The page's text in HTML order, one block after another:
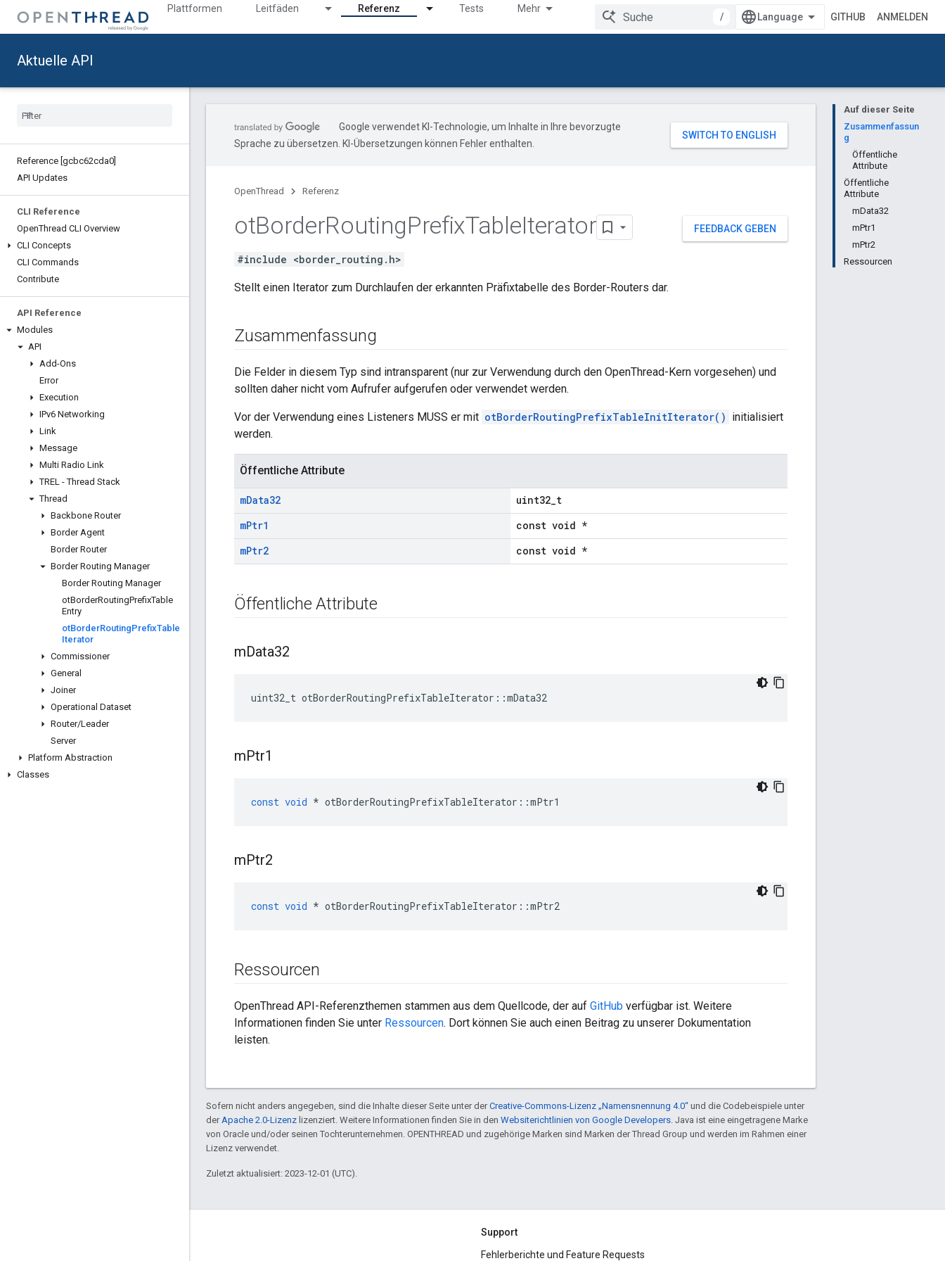
Plattformen Leitfäden Referenz Tests Mehr
/ GITHUB ANMELDEN
Aktuelle API
Reference [gcbc62cda0]
API Updates
CLI Reference
OpenThread CLI Overview
CLI Concepts
CLI Commands
Contribute
API Reference
Modules
API
Add-Ons
Error
Execution
IPv6 Networking
Link
Message
Multi Radio Link
TREL - Thread Stack
Thread
Backbone Router
Border Agent
Border Router
Border Routing Manager
Border Routing Manager
otBorderRoutingPrefixTable
Entry
otBorderRoutingPrefixTable
Iterator
Commissioner
General
Joiner
Operational Dataset
Router/Leader
Server
Platform Abstraction
Classes
Auf dieser Seite
Zusammenfassun
g
Öffentliche
Attribute
Öffentliche
Attribute
mData32
mPtr1
mPtr2
Ressourcen
Google verwendet KI-Technologie, um Inhalte in Ihre bevorzugte
Sprache zu übersetzen. KI-Übersetzungen können Fehler enthalten.
OpenThread Referenz
FEEDBACK GEBEN
otBorderRoutingPrefixTableIterator
#include <border_routing.h>
Stellt einen Iterator zum Durchlaufen der erkannten Präfixtabelle des Border-Routers dar.
Zusammenfassung
Die Felder in diesem Typ sind intransparent (nur zur Verwendung durch den OpenThread-Kern vorgesehen) und
sollten daher nicht vom Aufrufer aufgerufen oder verwendet werden.
Vor der Verwendung eines Listeners MUSS er mit otBorderRoutingPrefixTableInitIterator() initialisiert
werden.
Öffentliche Attribute
mData32
uint32_t
mPtr1
const void *
mPtr2 const void *
Öffentliche Attribute
mData32
uint32_t otBorderRoutingPrefixTableIterator ::mData32
mPtr1
const void * otBorderRoutingPrefixTableIterator ::mPtr1
mPtr2
const void * otBorderRoutingPrefixTableIterator ::mPtr2
Ressourcen
OpenThread API-Referenzthemen stammen aus dem Quellcode, der auf GitHub verfügbar ist. Weitere
Informationen finden Sie unter Ressourcen. Dort können Sie auch einen Beitrag zu unserer Dokumentation
leisten.
Sofern nicht anders angegeben, sind die Inhalte dieser Seite unter derCreative-Commons-Lizenz „Namensnennung 4.0“ und die Codebeispiele unter
derApache 2.0-Lizenz lizenziert. Weitere Informationen finden Sie in den Websiterichtlinien von Google Developers. Java ist eine eingetragene Marke
von Oracle und/oder seinen Tochterunternehmen. OPENTHREAD und zugehörige Marken sind Marken der Thread Group und werden im Rahmen einer
Lizenz verwendet.
Zuletzt aktualisiert: 2023-12-01 (UTC).
Support
Fehlerberichte und Feature Requests